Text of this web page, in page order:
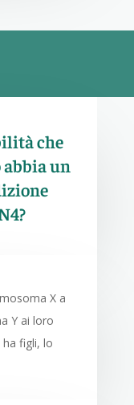
che
un
X a
Y ai loro
ha figli, lo